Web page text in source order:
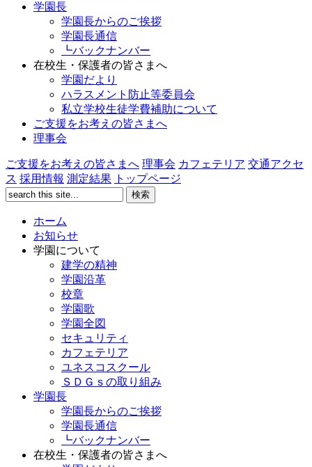
学園長
学園長からのご挨拶
学園長通信
┗バックナンバー
在校生・保護者の皆さまへ
学園だより
ハラスメント防止等委員会
私立学校生徒学費補助について
ご支援をお考えの皆さまへ
理事会
ご支援をお考えの皆さまへ 理事会 カフェテリア 交通アクセ
ス 採用情報 測定結果 トップページ
ホーム
お知らせ
学園について
建学の精神
学園沿革
校章
学園歌
学園全図
セキュリティ
カフェテリア
ユネスコスクール
ＳＤＧｓの取り組み
学園長
学園長からのご挨拶
学園長通信
┗バックナンバー
在校生・保護者の皆さまへ